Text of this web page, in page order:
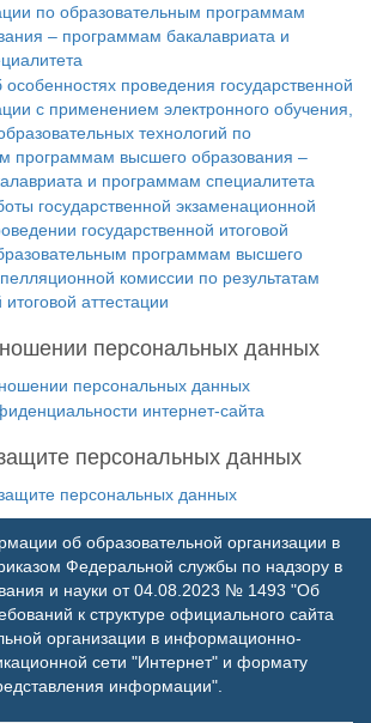
по образовательным программам
– программам бакалавриата и
проведения государственной
с применением электронного обучения,
технологий по
программам высшего образования –
и программам специалитета
государственной экзаменационной
государственной итоговой
программам высшего
комиссии по результатам
итоговой аттестации
персональных данных
персональных данных
интернет-сайта
персональных данных
персональных данных
об образовательной организации в
Федеральной службы по надзору в
и науки от 04.08.2023 № 1493 "Об
к структуре официального сайта
организации в информационно-
сети "Интернет" и формату
информации".